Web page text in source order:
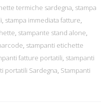
termiche sardegna, stampa
, stampa immediata fatture,
, stampante stand alone,
, stampanti etichette
fatture portatili, stampanti
portatili Sardegna, Stampanti